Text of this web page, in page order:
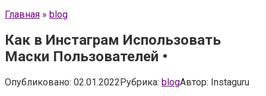
Главная » blog
Как в Инстаграм Использовать
Маски Пользователей •
Опубликовано: 02.01.2022Рубрика: blogАвтор: Instaguru